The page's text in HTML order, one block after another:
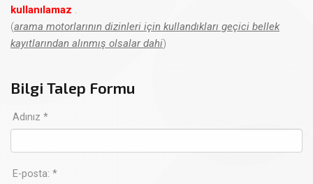
kullanılamaz .
(arama motorlarının dizinleri için kullandıkları geçici bellek
kayıtlarından alınmış olsalar dahi)
Bilgi Talep Formu
Adınız *
E-posta: *